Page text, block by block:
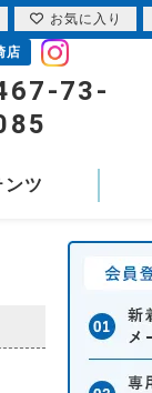
店
73-
ンツ
お気に入り